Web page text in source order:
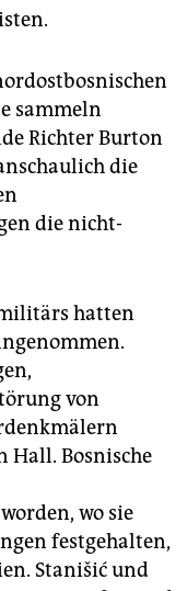
sammeln
Richter Burton
die
die nicht-
hatten
von
Hall. Bosnische
wo sie
festgehalten,
Stanišić und